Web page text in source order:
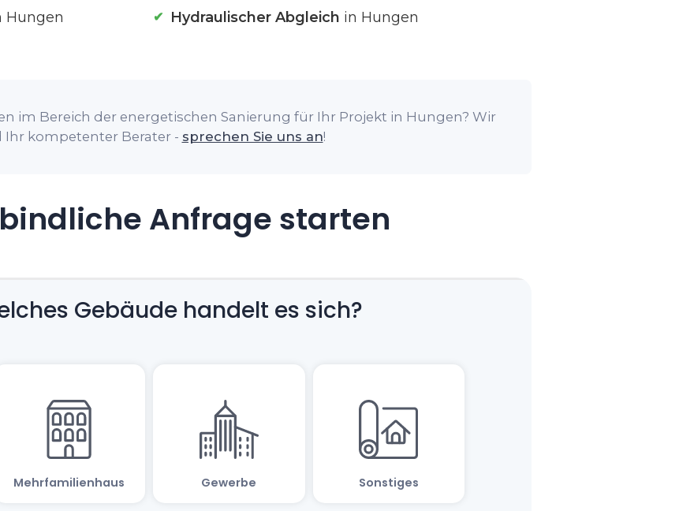
Hungen Hydraulischer Abgleich in Hungen
im Bereich der energetischen Sanierung für Ihr Projekt in Hungen? Wir
Ihr kompetenter Berater - sprechen Sie uns an!
Anfrage starten